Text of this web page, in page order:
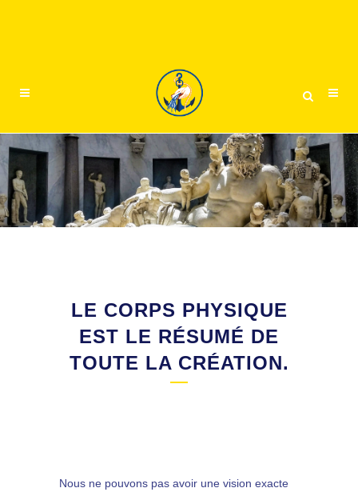
LE CORPS PHYSIQUE
EST LE RÉSUMÉ DE
TOUTE LA CRÉATION.
Nous ne pouvons pas avoir une vision exacte